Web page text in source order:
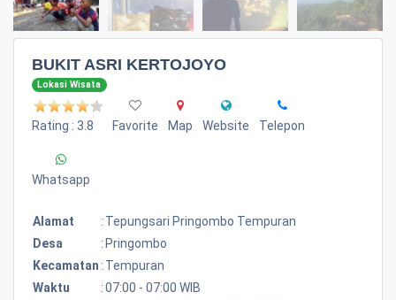
BUKIT ASRI KERTOJOYO
Lokasi Wisata
Rating : 3.8 Favorite Map Website Telepon
Whatsapp
Alamat : Tepungsari Pringombo Tempuran
Desa
: Pringombo
Kecamatan : Tempuran
Waktu
:07:00 - 07:00 WIB